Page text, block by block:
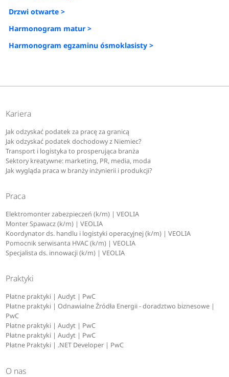
Drzwi otwarte >
Harmonogram matur >
Harmonogram egzaminu ósmoklasisty >
Kariera
Jak odzyskać podatek za pracę za granicą
Jak odzyskać podatek dochodowy z Niemiec?
Transport i logistyka to prosperująca branża
Sektory kreatywne: marketing, PR, media, moda
Jak wygląda praca w branży inżynierii i produkcji?
Praca
Elektromonter zabezpieczeń (k/m) | VEOLIA
Monter Spawacz (k/m) | VEOLIA
Koordynator ds. handlu i logistyki operacyjnej (k/m) | VEOLIA
Pomocnik serwisanta HVAC (k/m) | VEOLIA
Specjalista ds. innowacji (k/m) | VEOLIA
Praktyki
Płatne praktyki | Audyt | PwC
Płatne praktyki | Odnawialne Źródła Energii - doradztwo biznesowe |
PwC
Płatne praktyki | Audyt | PwC
Płatne praktyki | Audyt | PwC
Płatne Praktyki | .NET Developer | PwC
O nas